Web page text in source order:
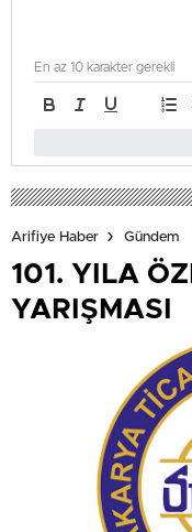
En az 10 karakter gerekli
Arifiye Haber Gündem
101. YILA
YARIŞMASI